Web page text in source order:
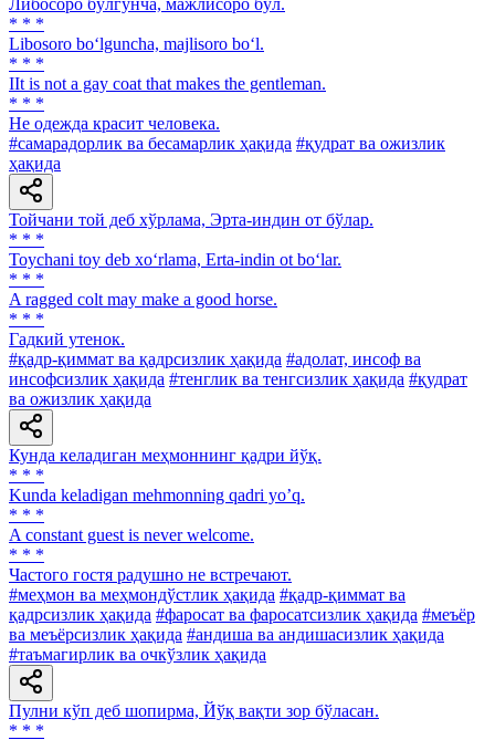
Либосоро бўлгунча, мажлисоро бўл.
* * *
Libosoro bo‘lguncha, majlisoro bo‘l.
* * *
IIt is not a gay coat that makes the gentleman.
* * *
He одежда красит человека.
#самарадорлик ва бесамарлик ҳақида #қудрат ва ожизлик
ҳақида
Тойчани той деб хўрлама, Эрта-индин от бўлар.
* * *
Toychani toy deb xo‘rlama, Erta-indin ot bo‘lar.
* * *
A ragged colt may make a good horse.
* * *
Гадкий утенок.
#қадр-қиммат ва қадрсизлик ҳақида #адолат, инсоф ва
инсофсизлик ҳақида #тенглик ва тенгсизлик ҳақида #қудрат
ва ожизлик ҳақида
Кунда келадиган меҳмоннинг қадри йўқ.
* * *
Kunda keladigan mehmonning qadri yoʼq.
* * *
A constant guest is never welcome.
* * *
Частого гостя радушно не встречают.
#меҳмон ва меҳмондўстлик ҳақида #қадр-қиммат ва
қадрсизлик ҳақида #фаросат ва фаросатсизлик ҳақида #меъёр
ва меъёрсизлик ҳақида #андиша ва андишасизлик ҳақида
#таъмагирлик ва очкўзлик ҳақида
Пулни кўп деб шопирма, Йўқ вақти зор бўласан.
* * *